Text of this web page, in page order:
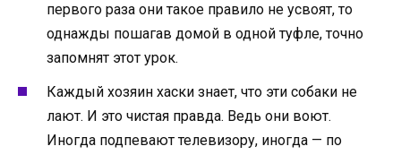
первого раза они такое правило не усвоят, то
однажды пошагав домой в одной туфле, точно
запомнят этот урок.
Каждый хозяин хаски знает, что эти собаки не
лают. И это чистая правда. Ведь они воют.
Иногда подпевают телевизору, иногда — по